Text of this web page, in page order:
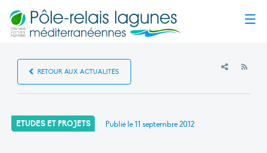
RETOUR AUX ACTUALITÉS
ETUDES ET PROJETS Publié le11 septembre 2012